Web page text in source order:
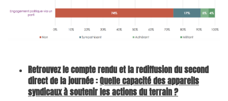
Retrouvez le compte rendu et la rediffusion du second
direct de la journée :Quelle capacité des appareils
syndicaux à soutenir les actions du terrain ?